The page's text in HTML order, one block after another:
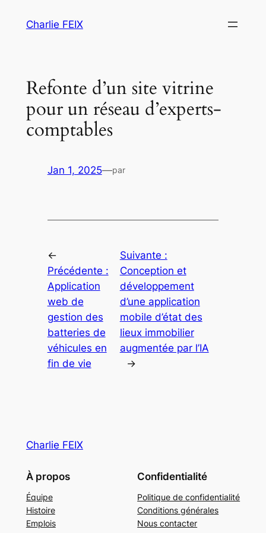
Charlie FEIX
Refonte d’un site vitrine
pour un réseau d’experts-
comptables
Jan 1, 2025—par
←
Précédente :
Application
web de
gestion des
batteries de
véhicules en
fin de vie
Suivante :
Conception et
développement
d’une application
mobile d’état des
lieux immobilier
augmentée par l’IA
→
Charlie FEIX
À propos
Équipe
Histoire
Emplois
Confidentialité
Politique de confidentialité
Conditions générales
Nous contacter